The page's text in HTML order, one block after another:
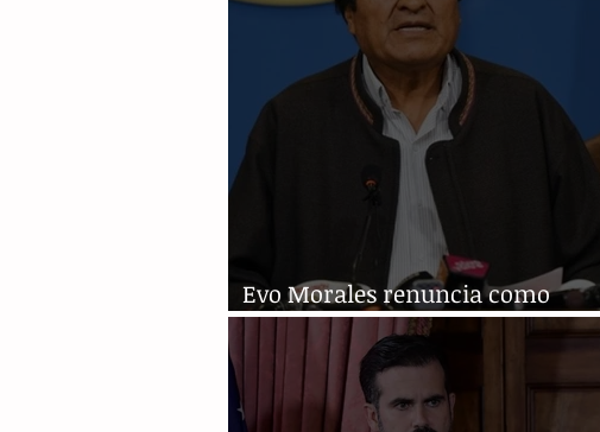
Evo Morales renuncia como
presidente de Bolivia